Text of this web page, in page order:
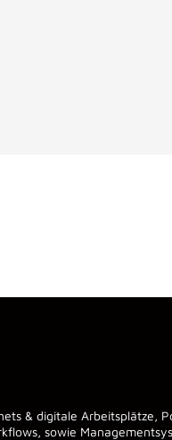
& digitale Arbeitsplätze,
sowie